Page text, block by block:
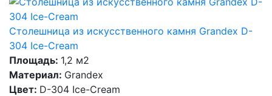
Столешница из искусственного камня Grandex D-
304 Ice-Cream
Площадь: 1,2 м2
Материал: Grandex
Цвет: D-304 Ice-Cream